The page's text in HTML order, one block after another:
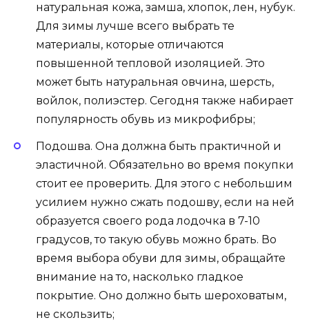
натуральная кожа, замша, хлопок, лен, нубук.
Для зимы лучше всего выбрать те
материалы, которые отличаются
повышенной тепловой изоляцией. Это
может быть натуральная овчина, шерсть,
войлок, полиэстер. Сегодня также набирает
популярность обувь из микрофибры;
Подошва. Она должна быть практичной и
эластичной. Обязательно во время покупки
стоит ее проверить. Для этого с небольшим
усилием нужно сжать подошву, если на ней
образуется своего рода лодочка в 7-10
градусов, то такую обувь можно брать. Во
время выбора обуви для зимы, обращайте
внимание на то, насколько гладкое
покрытие. Оно должно быть шероховатым,
не скользить;